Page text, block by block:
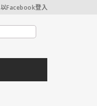
以Facebook登入